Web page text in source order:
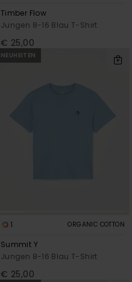
Timber Flow
Jungen 8-16 Blau T-Shirt
€ 25,00
NEUHEITEN
1 ORGANIC COTTON
Summit Y
Jungen 8-16 Blau T-Shirt
€ 25,00